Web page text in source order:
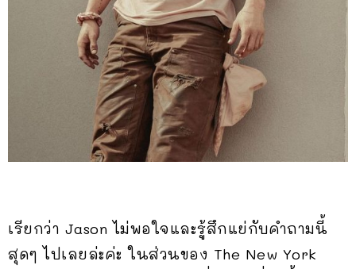
เรียกว่า Jason ไม่พอใจและรู้สึกแย่กับคำถามนี้
สุดๆ ไปเลยล่ะค่ะ ในส่วนของ The New York